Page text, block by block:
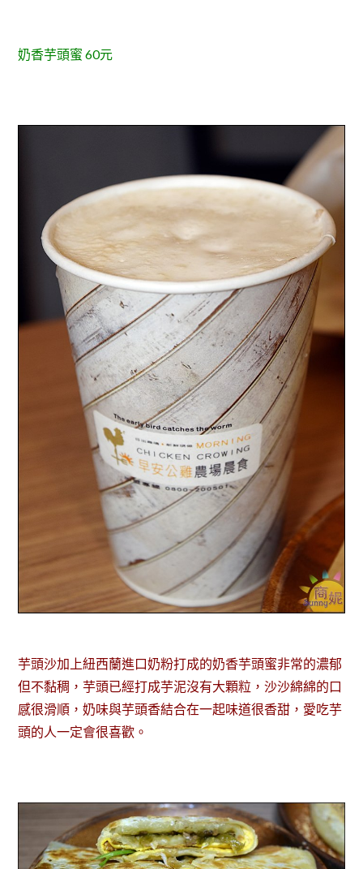
奶香芋頭蜜 60元
芋頭沙加上紐西蘭進口奶粉打成的奶香芋頭蜜非常的濃郁
但不黏稠，芋頭已經打成芋泥沒有大顆粒，沙沙綿綿的口
感很滑順，奶味與芋頭香結合在一起味道很香甜，愛吃芋
頭的人一定會很喜歡。